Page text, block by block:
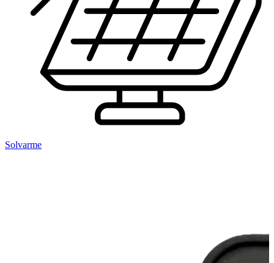
Solvarme